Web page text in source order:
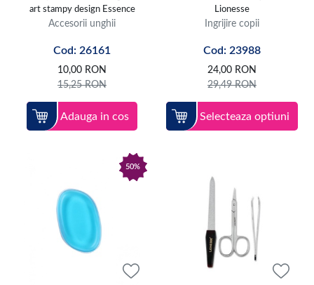
art stampy design Essence
Accesorii unghii
Cod: 26161
10,00 RON
15,25RON
Adauga in cos
Lionesse
Ingrijire copii
Cod: 23988
24,00 RON
29,49RON
Selecteaza optiuni
50%